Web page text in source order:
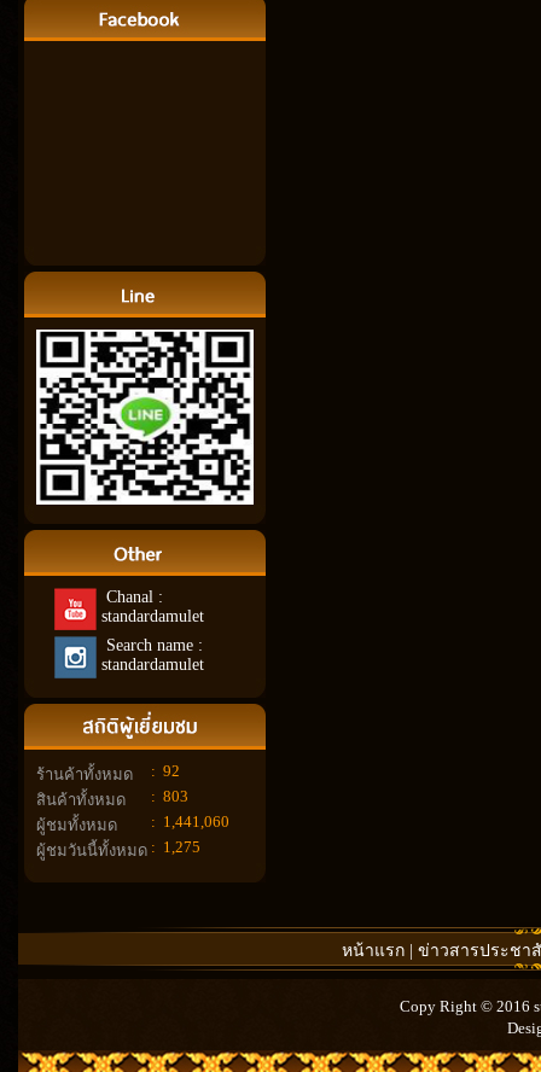
Chanal :
standardamulet
Search name :
standardamulet
ร้านค้าทั้งหมด : 92
สินค้าทั้งหมด
: 803
ผู้ชมทั้งหมด
: 1,441,060
ผู้ชมวันนี้ทั้งหมด : 1,275
หน้าแรก| ข่าวสารประชา
Copy Right © 2016